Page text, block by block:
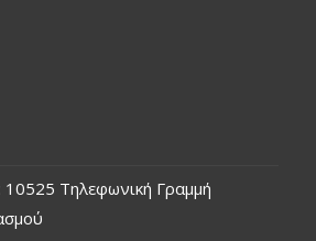
Τηλεφωνική Γραμμή